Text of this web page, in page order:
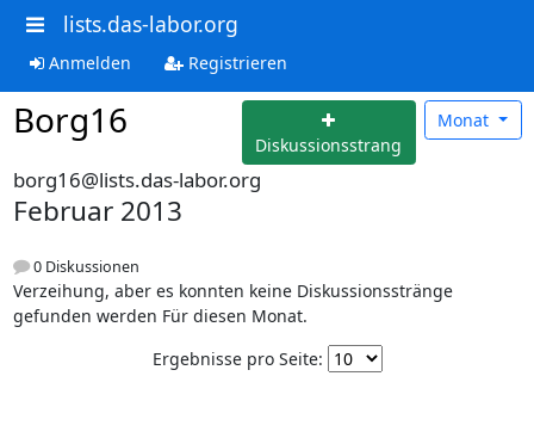
lists.das-labor.org
Anmelden Registrieren
Borg16
Diskussionsstrang
Monat
borg16@lists.das-labor.org
Februar 2013
0 Diskussionen
Verzeihung, aber es konnten keine Diskussionsstränge
gefunden werden Für diesen Monat.
Ergebnisse pro Seite: